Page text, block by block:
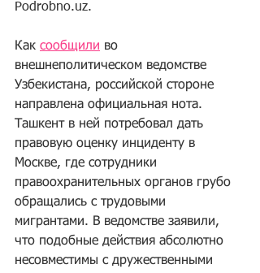
Podrobno.uz.
Как сообщили во
внешнеполитическом ведомстве
Узбекистана, российской стороне
направлена официальная нота.
Ташкент в ней потребовал дать
правовую оценку инциденту в
Москве, где сотрудники
правоохранительных органов грубо
обращались с трудовыми
мигрантами. В ведомстве заявили,
что подобные действия абсолютно
несовместимы с дружественными